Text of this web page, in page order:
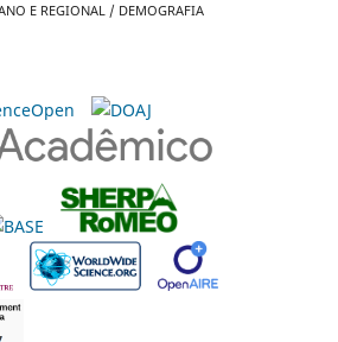
E REGIONAL / DEMOGRAFIA